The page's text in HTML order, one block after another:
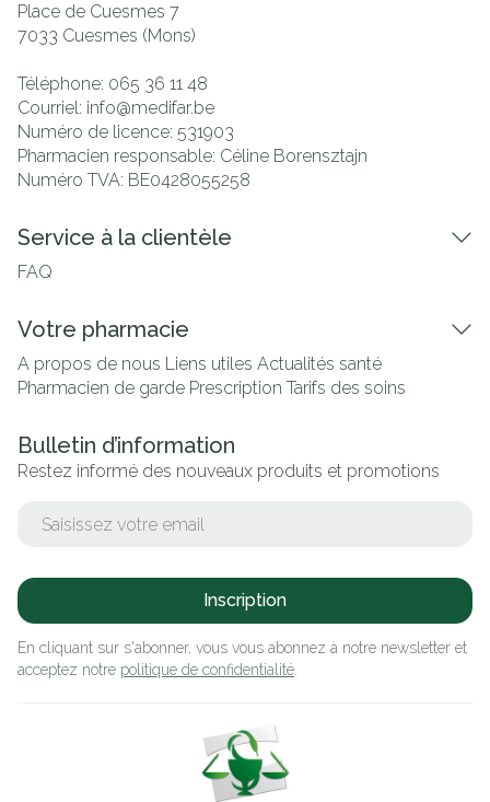
Place de Cuesmes 7
7033 Cuesmes (Mons)
Téléphone: 065 36 11 48
Courriel: info@medifar.be
Numéro de licence: 531903
Pharmacien responsable: Céline Borensztajn
Numéro TVA: BE0428055258
Service à la clientèle
FAQ
Votre pharmacie
A propos de nous Liens utiles Actualités santé
Pharmacien de garde Prescription Tarifs des soins
Bulletin d’information
Restez informé des nouveaux produits et promotions
Inscription
En cliquant sur s'abonner, vous vous abonnez à notre newsletter et
acceptez notre politique de confidentialité